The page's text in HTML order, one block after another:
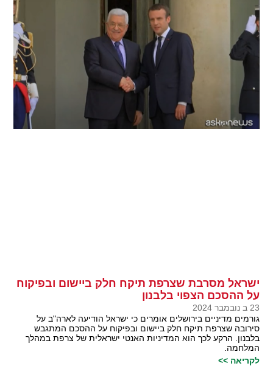
ישראל מסרבת שצרפת תיקח חלק ביישום ובפיקוח
על ההסכם הצפוי בלבנון
23 ב נובמבר 2024
גורמים מדיניים בירושלים אומרים כי ישראל הודיעה לארה"ב על
סירובה שצרפת תיקח חלק ביישום ובפיקוח על ההסכם המתגבש
בלבנון. הרקע לכך הוא המדיניות האנטי ישראלית של צרפת במהלך
המלחמה.
לקריאה >>